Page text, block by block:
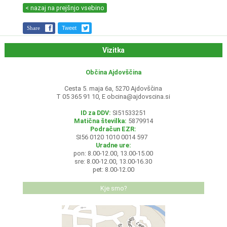
< nazaj na prejšnjo vsebino
Share Tweet
Vizitka
Občina Ajdovščina
Cesta 5. maja 6a, 5270 Ajdovščina
T 05 365 91 10, E obcina@ajdovscina.si
ID za DDV: SI51533251
Matična številka: 5879914
Podračun EZR:
SI56 0120 1010 0014 597
Uradne ure:
pon: 8.00-12.00, 13.00-15.00
sre: 8.00-12.00, 13.00-16.30
pet: 8.00-12.00
Kje smo?